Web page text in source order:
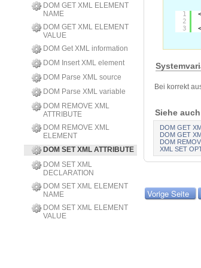
DOM GET XML ELEMENT
NAME
DOM GET XML ELEMENT
VALUE
DOM Get XML information
DOM Insert XML element
DOM Parse XML source
DOM Parse XML variable
DOM REMOVE XML
ATTRIBUTE
DOM REMOVE XML
ELEMENT
DOM SET XML ATTRIBUTE
DOM SET XML
DECLARATION
DOM SET XML ELEMENT
NAME
DOM SET XML ELEMENT
VALUE
1
2
3
Bei korrekt
Siehe auch
DOM GET
DOM GET
DOM
XML SET
Vorige Seite